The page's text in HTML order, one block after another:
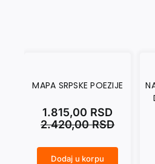
MAPA SRPSKE POEZIJE
2.420,00RSD
1.815,00 RSD
Dodaj u korpu